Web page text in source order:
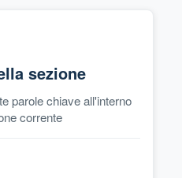
sezione
parole chiave all'interno
corrente